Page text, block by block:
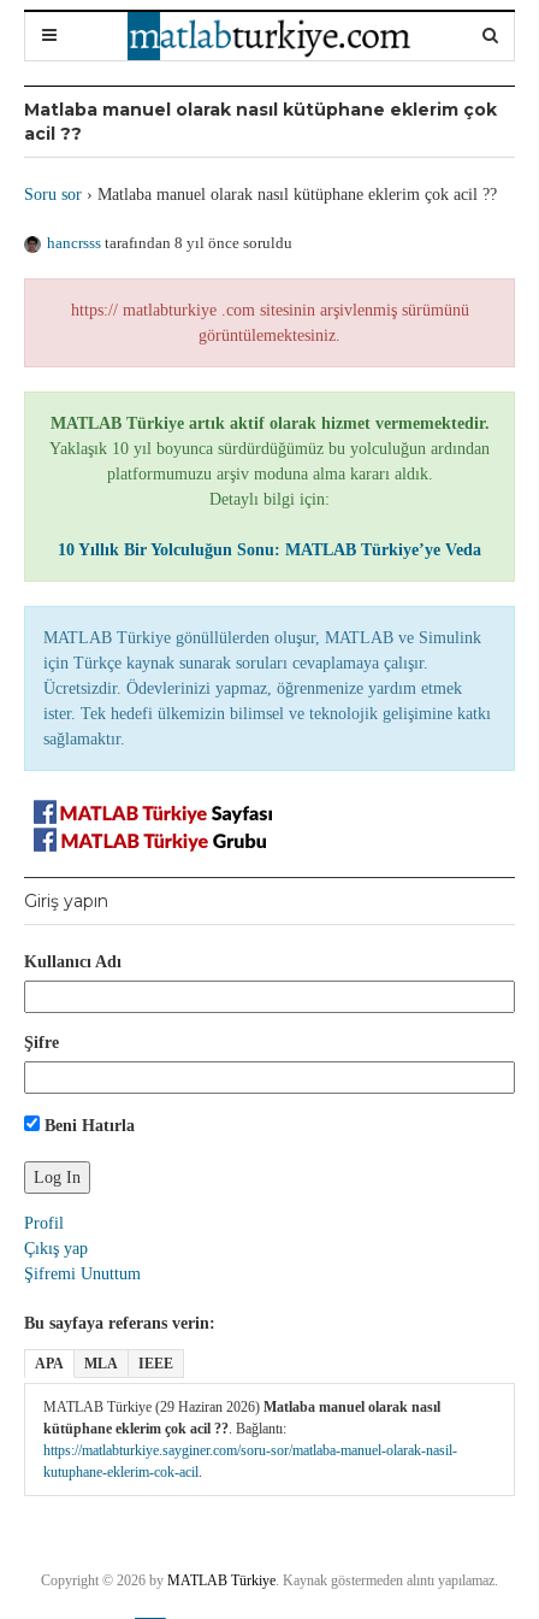
Matlaba manuel olarak nasıl kütüphane eklerim çok
acil ??
Soru sor › Matlaba manuel olarak nasıl kütüphane eklerim çok acil ??
hancrsss tarafından 8 yıl önce soruldu
https:// matlabturkiye .com sitesinin arşivlenmiş sürümünü
görüntülemektesiniz.
MATLAB Türkiye artık aktif olarak hizmet vermemektedir.
Yaklaşık 10 yıl boyunca sürdürdüğümüz bu yolculuğun ardından
platformumuzu arşiv moduna alma kararı aldık.
Detaylı bilgi için:
10 Yıllık Bir Yolculuğun Sonu: MATLAB Türkiye’ye Veda
MATLAB Türkiye gönüllülerden oluşur, MATLAB ve Simulink
için Türkçe kaynak sunarak soruları cevaplamaya çalışır.
Ücretsizdir. Ödevlerinizi yapmaz, öğrenmenize yardım etmek
ister. Tek hedefi ülkemizin bilimsel ve teknolojik gelişimine katkı
sağlamaktır.
Giriş yapın
Kullanıcı Adı
Şifre
Beni Hatırla
Profil
Çıkış yap
Şifremi Unuttum
Bu sayfaya referans verin:
APA MLA IEEE
MATLAB Türkiye (29 Haziran 2026) Matlaba manuel olarak nasıl
kütüphane eklerim çok acil ?? . Bağlantı:
https://matlabturkiye.sayginer.com/soru-sor/matlaba-manuel-olarak-nasil-
kutuphane-eklerim-cok-acil
Copyright © 2026 by MATLAB Türkiye . Kaynak göstermeden alıntı yapılamaz.